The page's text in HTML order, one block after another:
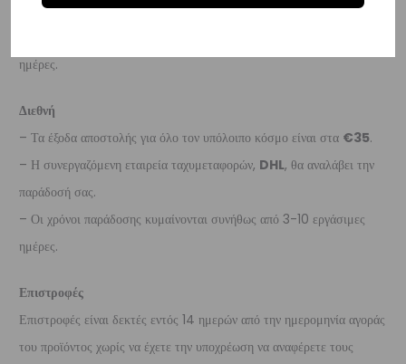
παράδοσή σας.
ημέρες.
Διεθνή
– Τα έξοδα αποστολής για όλο τον υπόλοιπο κόσμο είναι στα €35.
– Η συνεργαζόμενη εταιρεία ταχυμεταφορών, DHL, θα αναλάβει την
παράδοσή σας.
– Οι χρόνοι παράδοσης κυμαίνονται συνήθως από 3-10 εργάσιμες
ημέρες.
Επιστροφές
Επιστροφές είναι δεκτές εντός 14 ημερών από την ημερομηνία αγοράς
του προϊόντος χωρίς να έχετε την υποχρέωση να αναφέρετε τους